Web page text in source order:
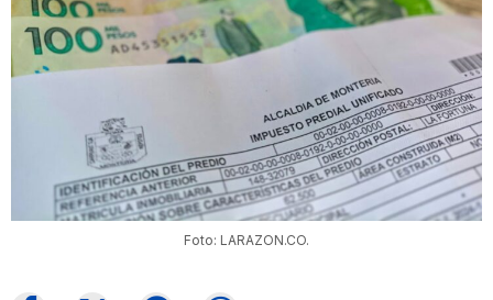
Foto: LARAZON.CO.